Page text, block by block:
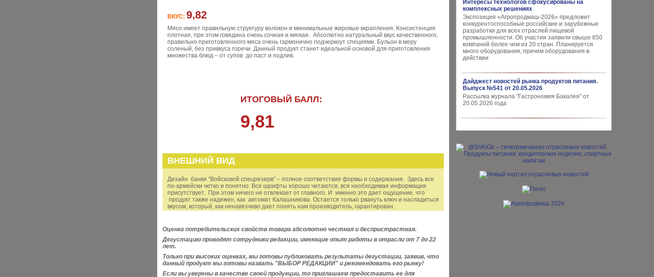
Интересы технологов сфокусированы на
комплексных решениях
Экспозиция «Агропродмаш-2026» предложит
конкурентоспособные российские и зарубежные
разработки для всех отраслей пищевой
промышленности. Об участии заявили свыше 850
компаний более чем из 20 стран. Планируется
много оборудования, причем оборудования в
действии
Дайджест новостей рынка продуктов питания.
Выпуск №541 от 20.05.2026
Рассылка журнала "Гастрономия Бакалея" от
20.05.2026 года
ВКУС: 9,82
Мясо имеет правильную структуру волокон и минимальные жировые вкрапления. Консистенция
плотная, при этом говядина очень сочная и мягкая. Абсолютно натуральный вкус качественного,
правильно приготовленного мяса очень гармонично подчеркнут специями. Бульон в меру
соленый, без привкуса горечи. Данный продукт станет идеальной основой для приготовления
множества блюд – от супов до паст и подлив.
ИТОГОВЫЙ БАЛЛ:
9,81
ВНЕШНИЙ ВИД
Дизайн банки “Войсковой спецрезерв” – полное соответствие формы и содержания. Здесь все
по-армейски четко и понятно. Все шрифты хорошо читаются, вся необходимая информация
присутствует. При этом ничего не отвлекает от главного. И именно это дает ощущение, что
продукт также надежен, как автомат Калашникова. Остается только рвануть ключ и насладиться
вкусом, который, как ненавязчиво дает понять нам производитель, гарантирован.
Оценка потребительских свойств товара абсолютно честная и беспристрастная.
Дегустацию проводят сотрудники редакции, имеющие опыт работы в отрасли от 7 до 22
лет.
Только при высоких оценках, мы готовы публиковать результаты дегустации, заявив, что
данный продукт мы готовы назвать "ВЫБОР РЕДАКЦИИ" и рекомендовать его рынку!
Если вы уверены в качестве своей продукции, то приглашаем предоставить ее для